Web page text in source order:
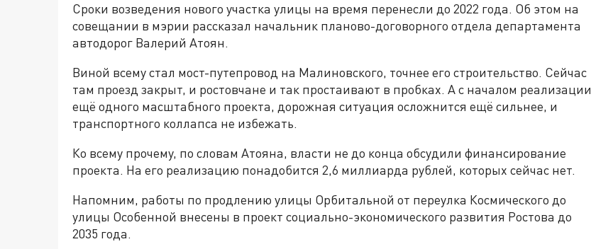
Сроки возведения нового участка улицы на время перенесли до 2022 года. Об этом на
совещании в мэрии рассказал начальник планово-договорного отдела департамента
автодорог Валерий Атоян.
Виной всему стал мост-путепровод на Малиновского, точнее его строительство. Сейчас
там проезд закрыт, и ростовчане и так простаивают в пробках. А с началом реализации
ещё одного масштабного проекта, дорожная ситуация осложнится ещё сильнее, и
транспортного коллапса не избежать.
Ко всему прочему, по словам Атояна, власти не до конца обсудили финансирование
проекта. На его реализацию понадобится 2,6 миллиарда рублей, которых сейчас нет.
Напомним, работы по продлению улицы Орбитальной от переулка Космического до
улицы Особенной внесены в проект социально-экономического развития Ростова до
2035 года.